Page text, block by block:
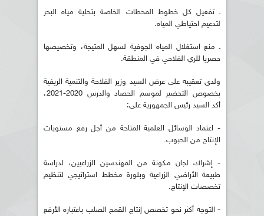
ـ تفعيل كل خطوط المحطات الخاصة بتحلية مياه البحر
لتدعيم احتياطي المياه.
ـ منع استغلال المياه الجوفية لسهل المتيجة، وتخصيصها
حصريا للري الفلاحي في المنطقة.
ولدى تعقيبه على عرض السيد وزير الفلاحة والتنمية الريفية
بخصوص التحضير لموسم الحصاد والدرس 2020-2021،
أكد السيد رئيس الجمهورية على:
- اعتماد الوسائل العلمية المتاحة من أجل رفع مستويات
الإنتاج من الحبوب.
- إشراك لجان مكونة من المهندسين الزراعيين، لدراسة
طبيعة الأراضي الزراعية وبلورة مخطط استراتيجي لتنظيم
تخصصات الإنتاج.
- التوجه أكثر نحو تخصص إنتاج القمح الصلب باعتباره الأرفع